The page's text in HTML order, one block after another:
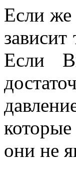
Если же
Если
они не